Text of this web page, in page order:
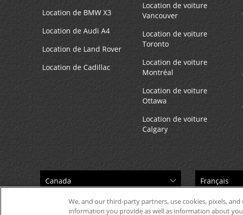
Location de BMW X3
Location de Audi A4
Location de Land Rover
Location de Cadillac
Location de voiture
Vancouver
Location de voiture
Toronto
Location de voiture
Montréal
Location de voiture
Ottawa
Location de voiture
Calgary
We, and our third-party partners, use cookies, pixels,
information you provide as well as information about